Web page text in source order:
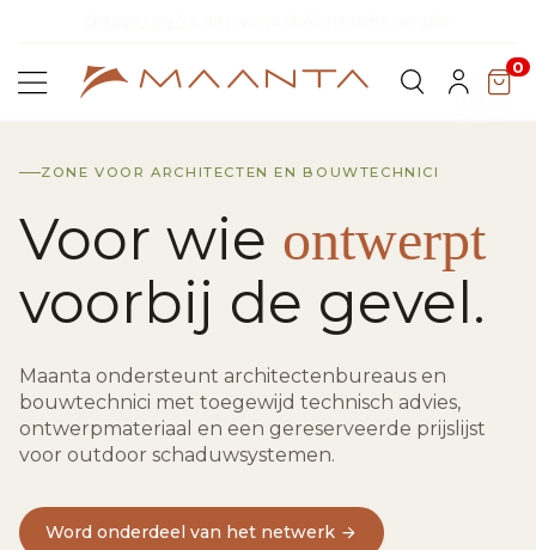
0
ZONE VOOR ARCHITECTEN EN BOUWTECHNICI
Voor wie ontwerpt
voorbij de gevel.
Maanta ondersteunt architectenbureaus en
bouwtechnici met toegewijd technisch advies,
ontwerpmateriaal en een gereserveerde prijslijst
voor outdoor schaduwsystemen.
Word onderdeel van het netwerk